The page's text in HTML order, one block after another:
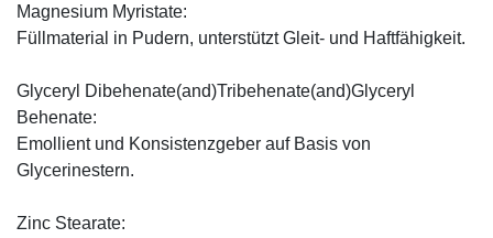
Magnesium Myristate:
Füllmaterial in Pudern, unterstützt Gleit- und Haftfähigkeit.
Glyceryl Dibehenate(and)Tribehenate(and)Glyceryl
Behenate:
Emollient und Konsistenzgeber auf Basis von
Glycerinestern.
Zinc Stearate: